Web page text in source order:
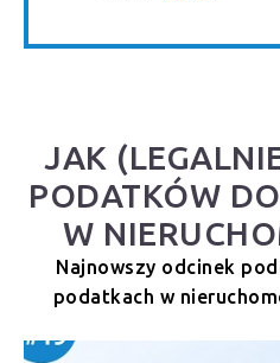
JAK
PODATKÓW
W
Najnowszy odcinek
podatkach w